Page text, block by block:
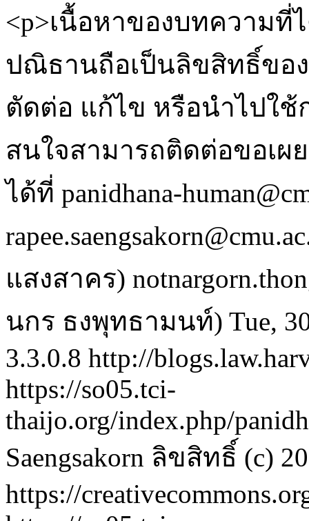
<p>เนื้อหาของบทความที่
ปณิธานถือเป็นลิขสิทธิ์ขอ
ตัดต่อ แก้ไข หรือนำไปใช้
สนใจสามารถติดต่อขอเผ
ได้ที่ panidhana-
แสงสาคร)
นกร ธงพุทธามนท์) Tue,
3.3.0.8 http://
https://so05.tci-
thaijo.org/index.php/
Saengsakorn ลิขสิทธิ์ (c)
https://